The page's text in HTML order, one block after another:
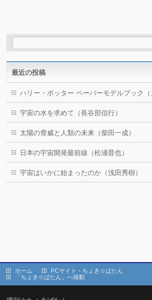
最近の投稿
ハリー・ポッター ペーパーモデルブック（
宇宙の水を求めて（長谷部信行）
太陽の脅威と人類の未来（柴田一成）
日本の宇宙開発最前線（松浦晋也）
宇宙はいかに始まったのか（浅田秀樹）
ホーム
PCサイト・ちょき☆ぱたん
「ちょき☆ぱたん」へ移動